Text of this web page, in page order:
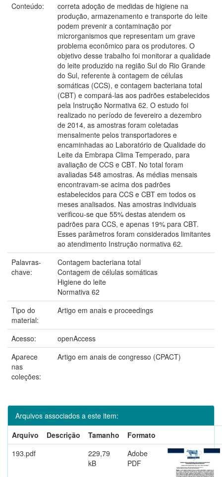
Conteúdo:
correta adoção de medidas de higiene na
produção, armazenamento e transporte do leite
podem prevenir a contaminação por
microrganismos que representam um grave
problema econômico para os produtores. O
objetivo desse trabalho foi monitorar a qualidade
do leite produzido na região Sul do Rio Grande
do Sul, referente à contagem de células
somáticas (CCS), e contagem bacteriana total
(CBT) e compará-las aos padrões estabelecidos
pela Instrução Normativa 62. O estudo foi
realizado no período de fevereiro a dezembro
de 2014, as amostras foram coletadas
mensalmente pelos transportadores e
encaminhadas ao Laboratório de Qualidade do
Leite da Embrapa Clima Temperado, para
avaliação de CCS e CBT. No total foram
avaliadas 548 amostras. As médias mensais
encontravam-se acima dos padrões
estabelecidos para CCS e CBT em todos os
meses analisados. Nas amostras individuais
verificou-se que 55% destas atendem os
padrões para CCS, e apenas 19% para CBT.
Esses parâmetros foram considerados limitantes
ao atendimento Instrução normativa 62.
Palavras-
chave:
Contagem bacteriana total
Contagem de células somáticas
Higiene do leite
Normativa 62
Tipo do
material:
Artigo em anais e proceedings
Acesso:
openAccess
Aparece
nas
coleções:
Artigo em anais de congresso (CPACT)
Arquivos associados a este item:
Arquivo
Descrição Tamanho
Formato
193.pdf
229,79
kB
Adobe
PDF